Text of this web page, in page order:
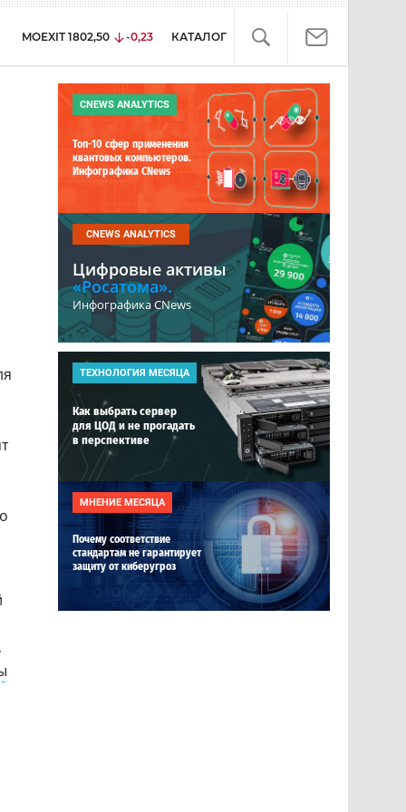
MOEXIT 1802,50 -0,23 КАТАЛОГ
CNEWS ANALYTICS
Топ-10 сфер применения
квантовых компьютеров.
Инфографика CNews
CNEWS ANALYTICS
Цифровые активы
«Росатома».
Инфографика CNews
ТЕХНОЛОГИЯ МЕСЯЦА
Как выбрать сервер
для ЦОД и не прогадать
в перспективе
МНЕНИЕ МЕСЯЦА
Почему соответствие
стандартам не гарантирует
защиту от киберугроз